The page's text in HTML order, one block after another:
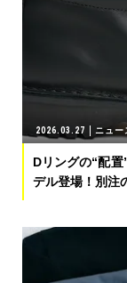
2026.03.27 ニュー
Dリングの“配
デル登場！別